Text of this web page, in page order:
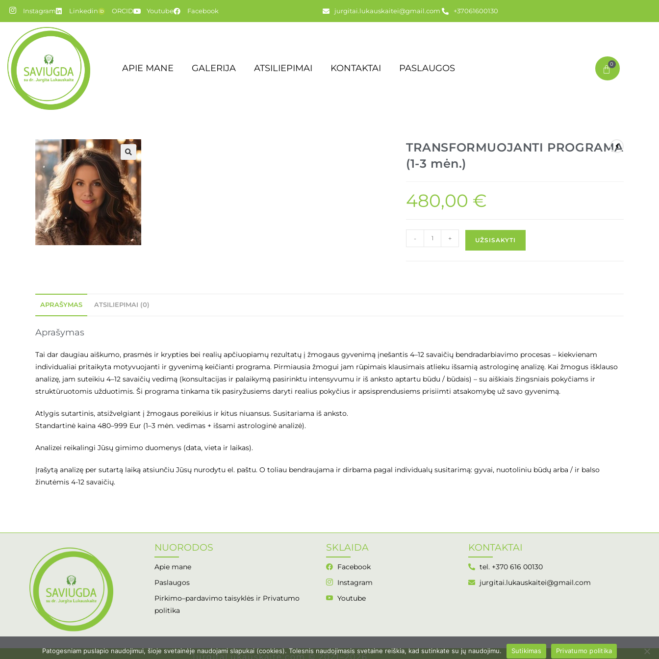
Instagram Linkedin ORCID Youtube Facebook jurgitai.lukauskaitei@gmail.com +37061600130
APIE MANE GALERIJA ATSILIEPIMAI KONTAKTAI PASLAUGOS 0
TRANSFORMUOJANTI PROGRAMA
(1-3 mėn.)
480,00 €
- + UŽSISAKYTI
APRAŠYMAS ATSILIEPIMAI (0)
Aprašymas
Tai dar daugiau aiškumo, prasmės ir krypties bei realių apčiuopiamų rezultatų į žmogaus gyvenimą įnešantis 4–12 savaičių bendradarbiavimo procesas – kiekvienam
individualiai pritaikyta motyvuojanti ir gyvenimą keičianti programa. Pirmiausia žmogui jam rūpimais klausimais atlieku išsamią astrologinę analizę. Kai žmogus išklauso
analizę, jam suteikiu 4–12 savaičių vedimą (konsultacijas ir palaikymą pasirinktu intensyvumu ir iš anksto aptartu būdu / būdais) – su aiškiais žingsniais pokyčiams ir
struktūruotomis užduotimis. Ši programa tinkama tik pasiryžusiems daryti realius pokyčius ir apsisprendusiems prisiimti atsakomybę už savo gyvenimą.
Atlygis sutartinis, atsižvelgiant į žmogaus poreikius ir kitus niuansus. Susitariama iš anksto.
Standartinė kaina 480–999 Eur (1–3 mėn. vedimas + išsami astrologinė analizė).
Analizei reikalingi Jūsų gimimo duomenys (data, vieta ir laikas).
Įrašytą analizę per sutartą laiką atsiunčiu Jūsų nurodytu el. paštu. O toliau bendraujama ir dirbama pagal individualų susitarimą: gyvai, nuotoliniu būdų arba / ir balso
žinutėmis 4-12 savaičių.
NUORODOS
Apie mane
Paslaugos
Pirkimo–pardavimo taisyklės ir Privatumo
politika
SKLAIDA
Facebook
Instagram
Youtube
KONTAKTAI
tel. +370 616 00130
jurgitai.lukauskaitei@gmail.com
JurgitaLukauskaite.com © 2021–2026
Patogesniam puslapio naudojimui, šioje svetainėje naudojami slapukai (cookies). Tolesnis naudojimasis svetaine reiškia, kad sutinkate su jų naudojimu. Sutikimas Privatumo politika